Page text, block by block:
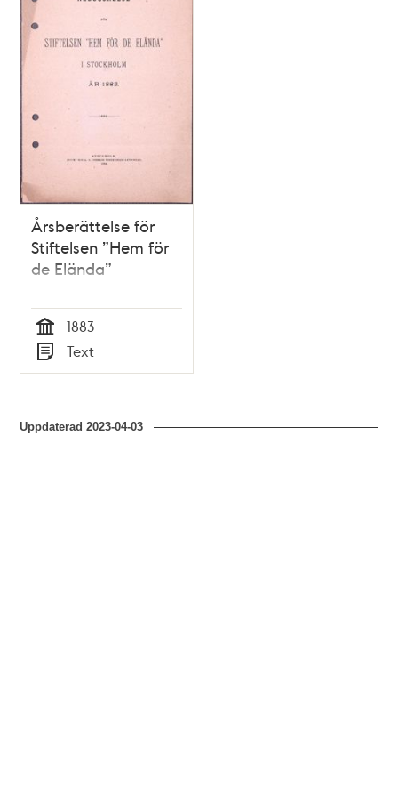
Årsberättelse för
Stiftelsen ”Hem för
de Elända”
Tid
1883
Typ
Text
Uppdaterad2023-04-03